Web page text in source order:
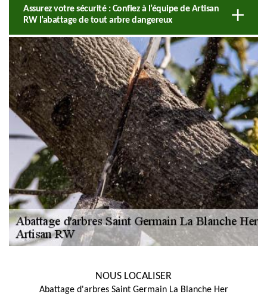
Assurez votre sécurité : Confiez à l’équipe de Artisan
RW l’abattage de tout arbre dangereux
NOUS LOCALISER
Abattage d'arbres Saint Germain La Blanche Her